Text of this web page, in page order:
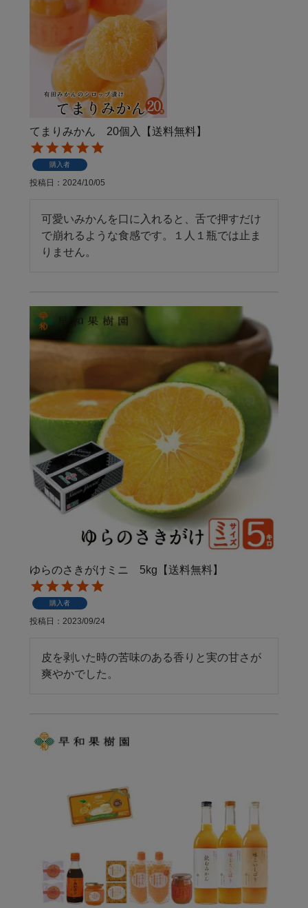
てまりみかん 20個入【送料無料】
購入者
投稿日 2024/10/05
可愛いみかんを口に入れると、舌で押すだけ
で崩れるような食感です。１人１瓶では止ま
りません。
ゆらのさきがけミニ 5kg【送料無料】
購入者
投稿日 2023/09/24
皮を剥いた時の苦味のある香りと実の甘さが
爽やかでした。